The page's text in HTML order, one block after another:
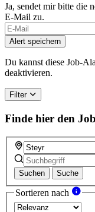
Ja, sendet mir bitte die
E-Mail zu.
Alert speichern
Du kannst diese Job-
deaktivieren.
Filter
Finde hier den
Suchen Suche
Sortieren nach